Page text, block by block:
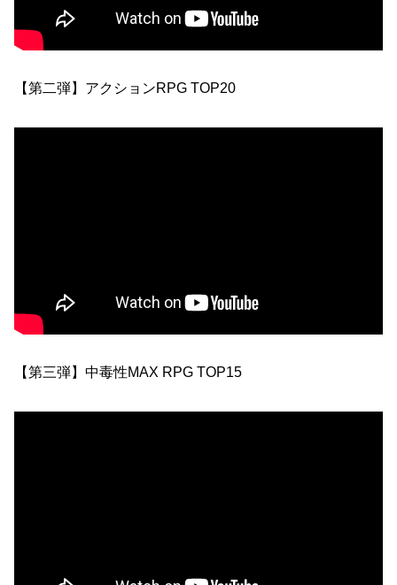
【第二弾】アクションRPG TOP20
【第三弾】中毒性MAX RPG TOP15